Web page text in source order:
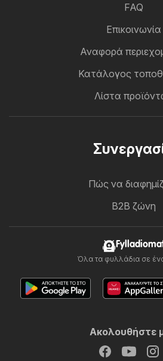
FAQ
Επικοινωνία
Αναφορά
Κατάλογος
Λίστα
Πώς να
B2B ζώνη
Όλα τα φυλλάδια σε
Ακολουθήστε